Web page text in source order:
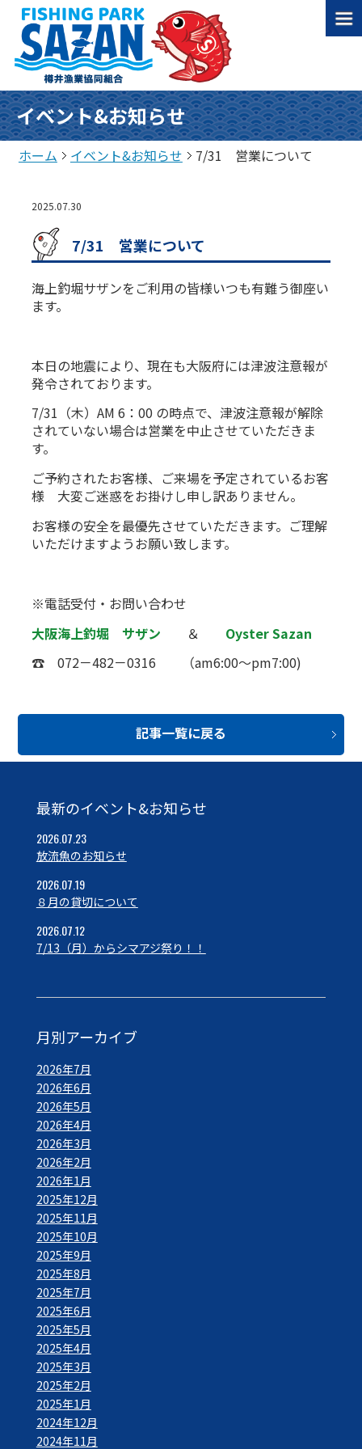
イベント&お知らせ
ホーム イベント&お知らせ 7/31 営業について
2025.07.30
7/31 営業について
海上釣堀サザンをご利用の皆様いつも有難う御座い
ます。
本日の地震により、現在も大阪府には津波注意報が
発令されております。
7/31（木）AM 6：00 の時点で、津波注意報が解除
されていない場合は営業を中止させていただきま
す。
ご予約されたお客様、ご来場を予定されているお客
様 大変ご迷惑をお掛けし申し訳ありません。
お客様の安全を最優先させていただきます。ご理解
いただけますようお願い致します。
※電話受付・お問い合わせ
大阪海上釣堀 サザン ＆ Oyster Sazan
☎ 072－482－0316 （am6:00～pm7:00)
記事一覧に戻る
最新のイベント&お知らせ
2026.07.23
放流魚のお知らせ
2026.07.19
８月の貸切について
2026.07.12
7/13（月）からシマアジ祭り！！
月別アーカイブ
2026年7月
2026年6月
2026年5月
2026年4月
2026年3月
2026年2月
2026年1月
2025年12月
2025年11月
2025年10月
2025年9月
2025年8月
2025年7月
2025年6月
2025年5月
2025年4月
2025年3月
2025年2月
2025年1月
2024年12月
2024年11月